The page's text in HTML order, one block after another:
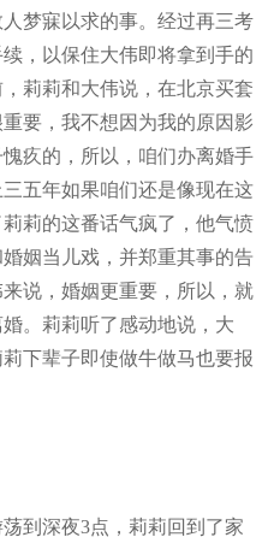
梦寐以求的事。经过再三考
，以保住大伟即将拿到手的
莉莉和大伟说，在北京买套
要，我不想因为我的原因影
疚的，所以，咱们办离婚手
五年如果咱们还是像现在这
莉的这番话气疯了，他气愤
姻当儿戏，并郑重其事的告
说，婚姻更重要，所以，就
。莉莉听了感动地说，大
下辈子即使做牛做马也要报
到深夜3点，莉莉回到了家